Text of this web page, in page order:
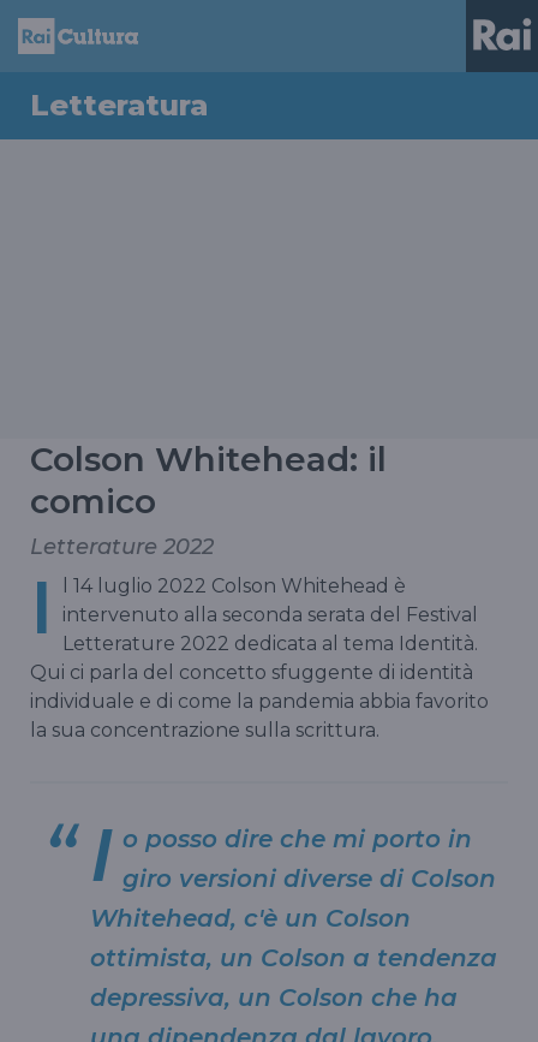
Letteratura
Colson Whitehead: il
comico
Letterature 2022
I
l 14 luglio 2022 Colson Whitehead è
intervenuto alla seconda serata del Festival
Letterature 2022 dedicata al tema Identità.
Qui ci parla del concetto sfuggente di identità
individuale e di come la pandemia abbia favorito
la sua concentrazione sulla scrittura.
I o posso dire che mi porto in
giro versioni diverse di Colson
Whitehead, c'è un Colson
ottimista, un Colson a tendenza
depressiva, un Colson che ha